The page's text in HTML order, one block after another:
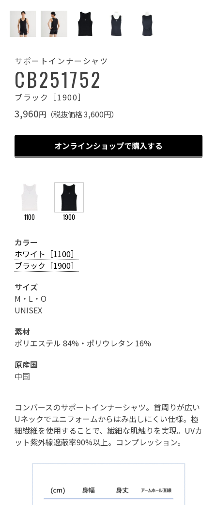
サポートインナーシャツ
CB251752
ブラック［1900］
3,960円（税抜価格 3,600円）
オンラインショップで購入する
1100 1900
カラー
ホワイト［1100］
ブラック［1900］
サイズ
M・L・O
UNISEX
素材
ポリエステル 84%・ポリウレタン 16%
原産国
中国
コンバースのサポートインナーシャツ。首周りが広い
Uネックでユニフォームからはみ出しにくい仕様。極
細繊維を使用することで、繊細な肌触りを実現。UVカ
ット紫外線遮蔽率90%以上。コンプレッション。